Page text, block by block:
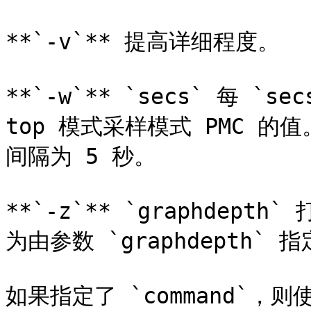
**`-v`** 提高详细程度。
**`-w`** `secs` 每 `secs`
top 模式采样模式 PMC 的
间隔为 5 秒。
**`-z`** `graphdepth` 打印
为由参数 `graphdepth` 指
如果指定了 `command`，